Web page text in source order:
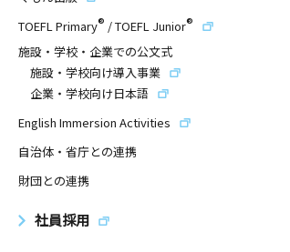
TOEFL Primary® /TOEFL Junior®
施設・学校・企業での公文式
施設・学校向け導入事業
企業・学校向け日本語
English Immersion Activities
自治体・省庁との連携
財団との連携
社員採用